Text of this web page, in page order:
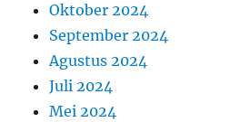
Oktober 2024
September 2024
Agustus 2024
Juli 2024
Mei 2024